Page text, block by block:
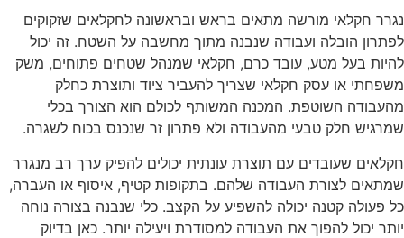
נגרר חקלאי מורשה מתאים בראש ובראשונה לחקלאים שזקוקים
לפתרון הובלה ועבודה שנבנה מתוך מחשבה על השטח. זה יכול
להיות בעל מטע, עובד כרם, חקלאי שמנהל שטחים פתוחים, משק
משפחתי או עסק חקלאי שצריך להעביר ציוד ותוצרת כחלק
מהעבודה השוטפת. המכנה המשותף לכולם הוא הצורך בכלי
שמרגיש חלק טבעי מהעבודה ולא פתרון זר שנכנס בכוח לשגרה.
חקלאים שעובדים עם תוצרת עונתית יכולים להפיק ערך רב מנגרר
שמתאים לצורת העבודה שלהם. בתקופות קטיף, איסוף או העברה,
כל פעולה קטנה יכולה להשפיע על הקצב. כלי שנבנה בצורה נוחה
יותר יכול להפוך את העבודה למסודרת ויעילה יותר. כאן בדיוק